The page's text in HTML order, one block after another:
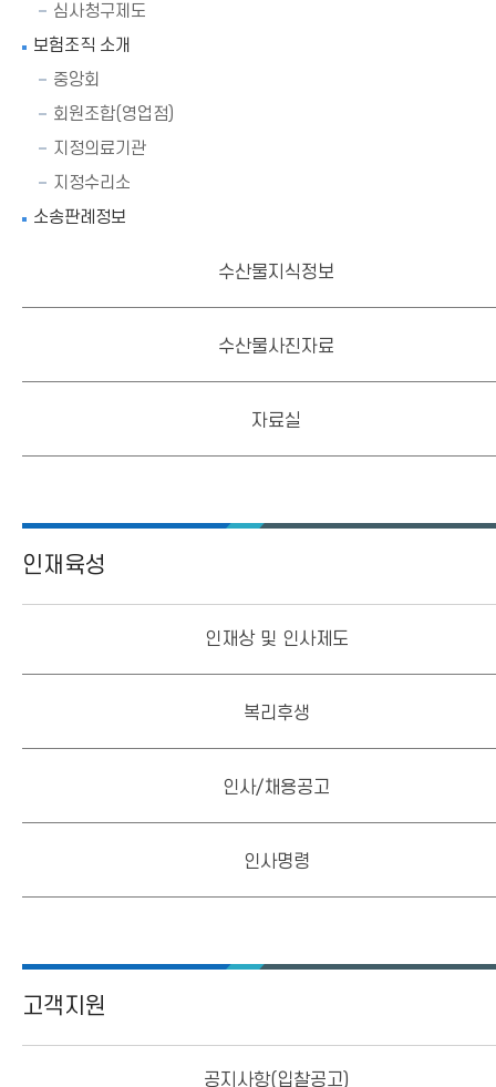
심사청구제도
보험조직 소개
중앙회
회원조합(영업점)
지정의료기관
지정수리소
소송판례정보
수산물지식정보
수산물사진자료
자료실
인재육성
인재상 및 인사제도
복리후생
인사/채용공고
인사명령
고객지원
공지사항(입찰공고)